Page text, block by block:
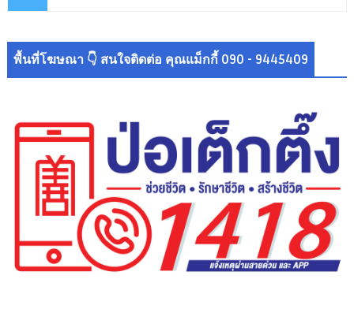
พื้นที่โฆษณา 👇 สนใจติดต่อ คุณแม็กกี้ 090 - 9445409